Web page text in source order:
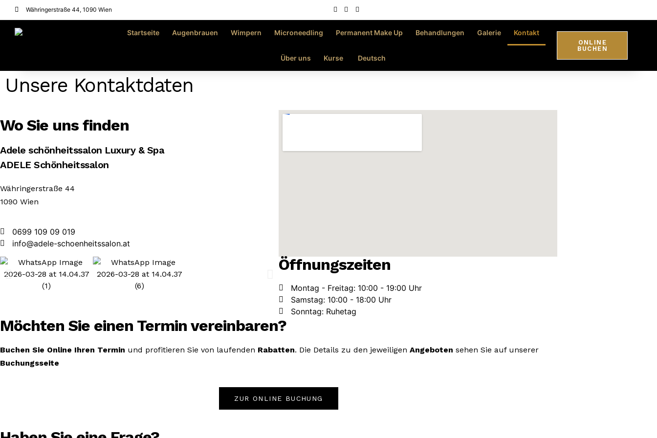
Währingerstraße 44, 1090 Wien
Startseite Augenbrauen Wimpern Microneedling Permanent Make Up Behandlungen Galerie Kontakt
Über uns Kurse Deutsch
ONLINE
BUCHEN
Unsere Kontaktdaten
Wo Sie uns finden
Adele schönheitssalon Luxury & Spa
ADELE Schönheitssalon
Währingerstraße 44
1090 Wien
0699 109 09 019
info@adele-schoenheitssalon.at
Öffnungszeiten
Montag - Freitag: 10:00 - 19:00 Uhr
Samstag: 10:00 - 18:00 Uhr
Sonntag: Ruhetag
Möchten Sie einen Termin vereinbaren?
Buchen Sie Online Ihren Termin und profitieren Sie von laufenden Rabatten. Die Details zu den jeweiligen Angeboten sehen Sie auf unserer
Buchungsseite
ZUR ONLINE BUCHUNG